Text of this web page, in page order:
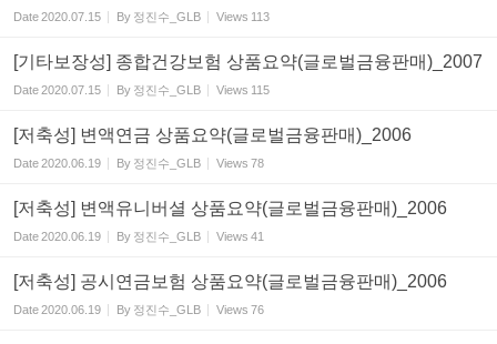
Date2020.07.15 By 정진수_GLB Views 113
[기타보장성] 종합건강보험 상품요약(글로벌금융판매)_2007
Date2020.07.15 By 정진수_GLB Views 115
[저축성] 변액연금 상품요약(글로벌금융판매)_2006
Date2020.06.19 By 정진수_GLB Views 78
[저축성] 변액유니버셜 상품요약(글로벌금융판매)_2006
Date2020.06.19 By 정진수_GLB Views 41
[저축성] 공시연금보험 상품요약(글로벌금융판매)_2006
Date2020.06.19 By 정진수_GLB Views 76